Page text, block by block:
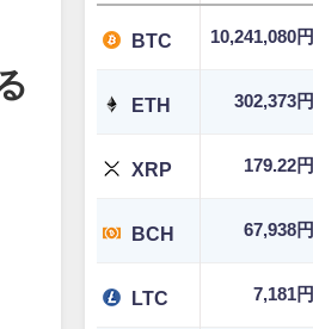
BTC 10,241,080円
ETH 302,373円
XRP 179.22円
BCH 67,938円
LTC 7,181円